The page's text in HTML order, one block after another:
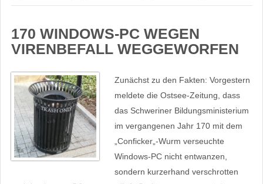
170 WINDOWS-PC WEGEN
VIRENBEFALL WEGGEWORFEN
Zunächst zu den Fakten: Vorgestern
meldete die Ostsee-Zeitung, dass
das Schweriner Bildungsministerium
im vergangenen Jahr 170 mit dem
„Conficker„-Wurm verseuchte
Windows-PC nicht entwanzen,
sondern kurzerhand verschrotten